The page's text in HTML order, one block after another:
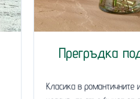
Прегръдка
Класика в романтичните